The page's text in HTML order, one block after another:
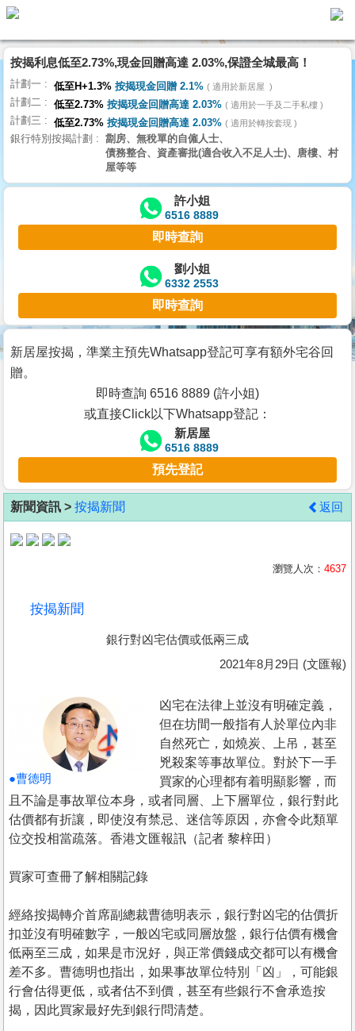
代
理
主
頁
搵
樓/
交
業
主
宅
谷
按
客
地
產
冊
關
於
們
按揭利息低至2.73%,現金回贈高達 2.03%,保證全城最高！
計劃一 低至H+1.3% 按揭現金回贈 2.1% 適用於新居屋
計劃二 低至2.73% 按揭現金回贈高達 2.03% 適用於一手及二手私樓
計劃三 低至2.73% 按揭現金回贈高達 2.03% 適用於轉按套現
銀行特別按揭計劃
劏房、無稅單的自僱人士、
債務整合、資產審批(適合收入不足人士)、唐樓、村
屋等等
許小姐
6516 8889
即時查詢
劉小姐
6332 2553
即時查詢
新居屋按揭，準業主預先Whatsapp登記可享有額外宅谷回
贈。
即時查詢 6516 8889 (許小姐)
或直接Click以下Whatsapp登記：
新居屋
6516 8889
預先登記
新聞資訊 > 按揭新聞 返回
瀏覽人次： 4637
按揭新聞
銀行對凶宅估價或低兩三成
2021年8月29日 (文匯報)
●曹德明
凶宅在法律上並沒有明確定義，
但在坊間一般指有人於單位內非
自然死亡，如燒炭、上吊，甚至
兇殺案等事故單位。對於下一手
買家的心理都有着明顯影響，而
且不論是事故單位本身，或者同層、上下層單位，銀行對此
估價都有折讓，即使沒有禁忌、迷信等原因，亦會令此類單
位交投相當疏落。香港文匯報訊（記者 黎梓田）
買家可查冊了解相關記錄
經絡按揭轉介首席副總裁曹德明表示，銀行對凶宅的估價折
扣並沒有明確數字，一般凶宅或同層放盤，銀行估價有機會
低兩至三成，如果是市況好，與正常價錢成交都可以有機會
差不多。曹德明也指出，如果事故單位特別「凶」，可能銀
行會估得更低，或者估不到價，甚至有些銀行不會承造按
揭，因此買家最好先到銀行問清楚。